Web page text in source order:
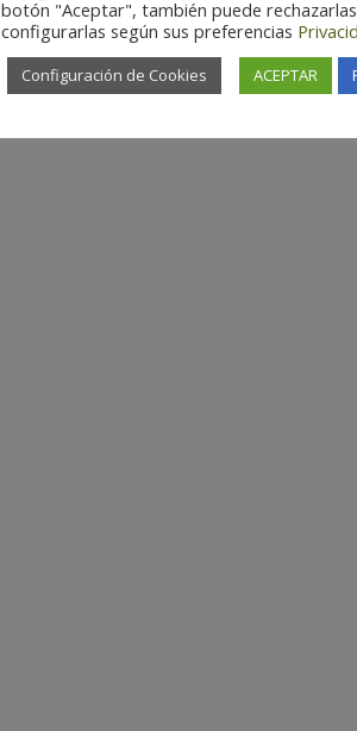
botón "Aceptar", también puede
configurarlas según sus preferencias
Configuración de Cookies ACEPTAR